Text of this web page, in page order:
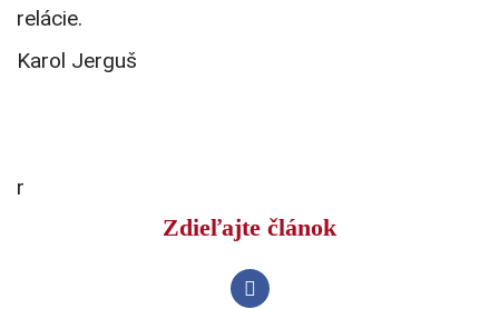
relácie.
Karol Jerguš
r
Zdieľajte článok